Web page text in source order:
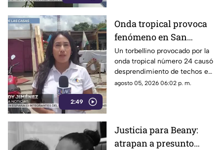
2:49
Onda tropical provoca
fenómeno en San
Cristóbal: torbellino
desprende techos de
locales y derriba
árboles
Un torbellino provocado por la
onda tropical número 24 causó
desprendimiento de techos en
un mercado y la caída de
agosto 05, 2026 06:02 p. m.
Justicia para Beany:
atrapan a presunto